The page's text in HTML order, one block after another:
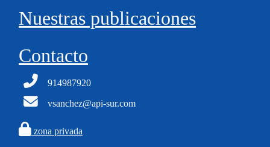
Nuestras publicaciones
Contacto
914987920
vsanchez@api-sur.com
zona privada